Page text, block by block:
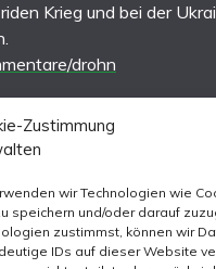
Zustimmung
wir Technologien wie
speichern und/oder darauf
zustimmst, können wir
IDs auf dieser Website
Krieg und bei der
drohn